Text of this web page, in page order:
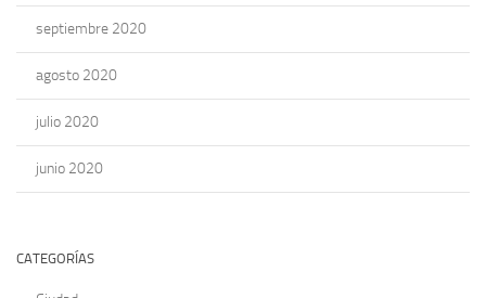
septiembre 2020
agosto 2020
julio 2020
junio 2020
CATEGORÍAS